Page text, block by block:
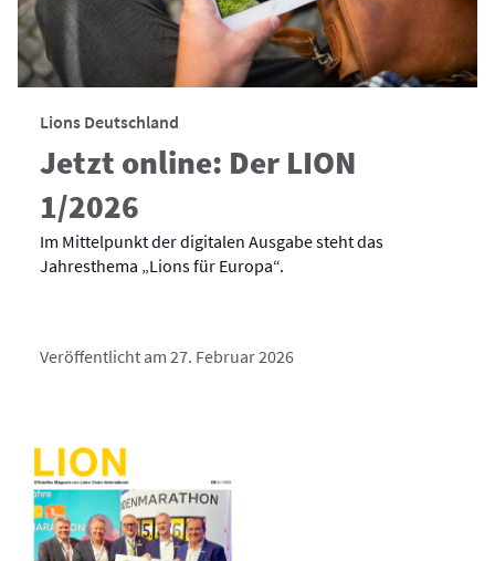
Lions Deutschland
Jetzt online: Der LION
1/2026
Im Mittelpunkt der digitalen Ausgabe steht das
Jahresthema „Lions für Europa“.
Veröffentlicht am 27. Februar 2026